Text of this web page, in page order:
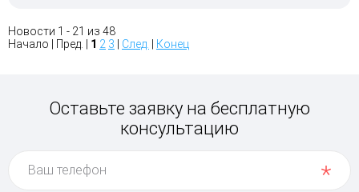
Новости 1 - 21 из 48
Начало | Пред. | 1 2 3 След. Конец
Оставьте заявку на бесплатную
консультацию
Ваш телефон